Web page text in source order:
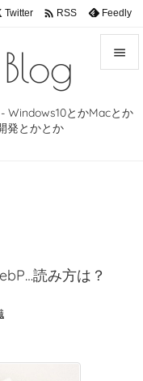
Windows10とかMacとか
発とかとか

Twitter  RSS Feedly
読み方は？